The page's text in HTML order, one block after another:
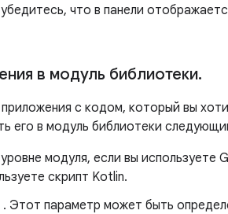
что в панели
в модуль библиотеки.
с кодом, который вы
его в модуль библиотеки
модуля, если вы используете
скрипт Kotlin.
. Этот параметр может быть